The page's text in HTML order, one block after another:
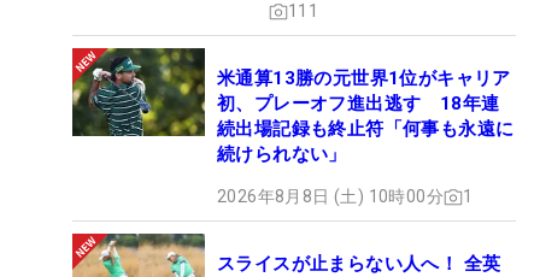
111
米通算13勝の元世界1位がキャリア
初、プレーオフ進出逃す 18年連
続出場記録も終止符「何事も永遠に
続けられない」
2026年8月8日 (土) 10時00分 1
スライスが止まらない人へ！ 全英